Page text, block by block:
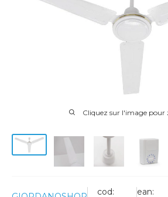
Cliquez sur l'image pour
cod:
ean: